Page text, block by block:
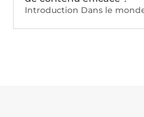
Introduction Dans le